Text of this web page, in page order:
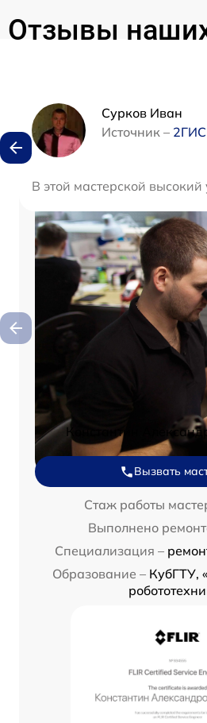
Отзывы
Сурков Иван
Источник – 2ГИС
В этой мастерской
Наши
Константин
Вызвать
Стаж работы
Выполнено
Специализация –
Образование – КубГТУ,